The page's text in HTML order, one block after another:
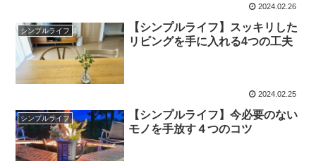
2024.02.26
シンプルライフ
【シンプルライフ】スッキリした
リビングを手に入れる4つの工夫
2024.02.25
シンプルライフ
【シンプルライフ】今必要のない
モノを手放す４つのコツ